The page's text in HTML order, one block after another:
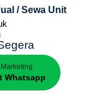
/ Sewa Unit
Whatsapp